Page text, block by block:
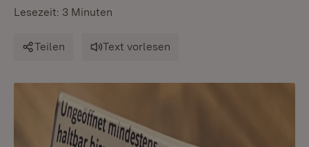
Lesezeit: 3 Minuten
Teilen Text vorlesen